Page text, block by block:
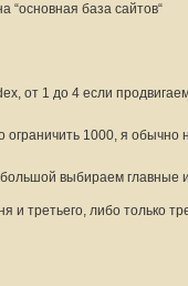
“основная база сайтов“
от 1 до 4 если
1000, я обычно
выбираем главные
и третьего, либо только